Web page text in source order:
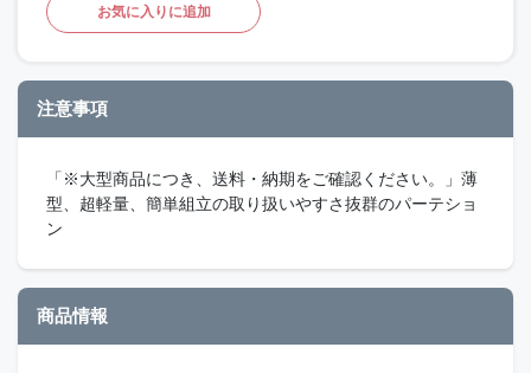
お気に入りに追加
注意事項
「※大型商品につき、送料・納期をご確認ください。」薄
型、超軽量、簡単組立の取り扱いやすさ抜群のパーテショ
ン
商品情報